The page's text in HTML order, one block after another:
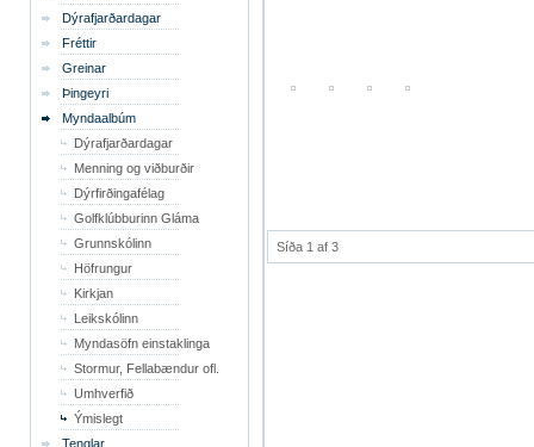
Dýrafjarðardagar
Fréttir
Greinar
Þingeyri
Myndaalbúm
Dýrafjarðardagar
Menning og viðburðir
Dýrfirðingafélag
Golfklúbburinn Gláma
Grunnskólinn
Höfrungur
Kirkjan
Leikskólinn
Myndasöfn einstaklinga
Stormur, Fellabændur ofl.
Umhverfið
Ýmislegt
Tenglar
Síða 1 af 3